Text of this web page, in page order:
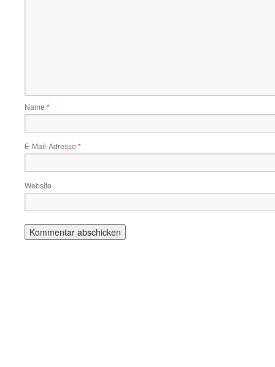
Name *
E-Mail-Adresse *
Website